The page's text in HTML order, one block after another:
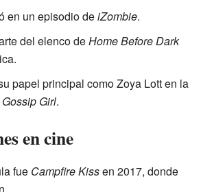
en un episodio deiZombie.
del elenco deHome Before Dark
papel principal como Zoya Lott en la
Gossip Girl.
en cine
fue Campfire Kissen 2017, donde